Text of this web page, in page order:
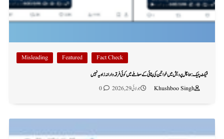
Fact Check
Featured
Misleading
فیکٹ چیک: ہماچل پردیش میں خواتین کی پٹائی کے معاملے میں کوئی فرقہ وارانہ زاویہ نہیں
Khushboo Singh
جولائی 29, 2026 0